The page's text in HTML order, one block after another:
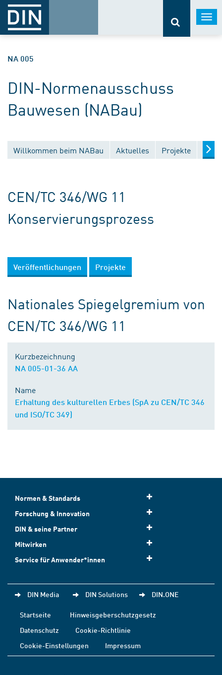
NA 005
DIN-Normenausschuss
Bauwesen (NABau)
Willkommen beim NABau Aktuelles Projekte
CEN/TC 346/WG 11
Konservierungsprozess
Veröffentlichungen Projekte
Nationales Spiegelgremium von
CEN/TC 346/WG 11
Kurzbezeichnung
NA 005-01-36 AA
Name
Erhaltung des kulturellen Erbes (SpA zu CEN/TC 346
und ISO/TC 349)
Normen & Standards
Forschung & Innovation
DIN & seine Partner
Mitwirken
Service für Anwender*innen
DIN Media DIN Solutions DIN.ONE
Startseite
Hinweisgeberschutzgesetz
Datenschutz
Cookie-Richtlinie
Cookie-Einstellungen
Impressum